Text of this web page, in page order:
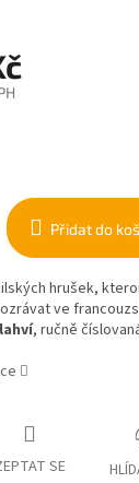
Přidat do
hrušek,
ve
, ručně
SE